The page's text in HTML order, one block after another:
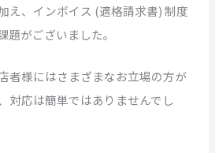
え、インボイス (適格請求書) 制度
がございました。
者様にはさまざまなお立場の方が
対応は簡単ではありませんでし